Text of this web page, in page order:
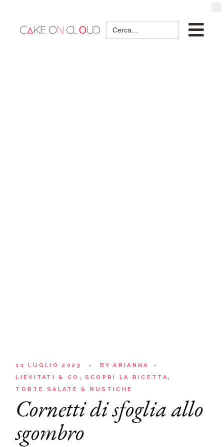
Search
for:
11 LUGLIO 2023 BY
ARIANNA
LIEVITATI & CO
SCOPRI LA RICETTA
TORTE SALATE & RUSTICHE
Cornetti di sfoglia allo
sgombro